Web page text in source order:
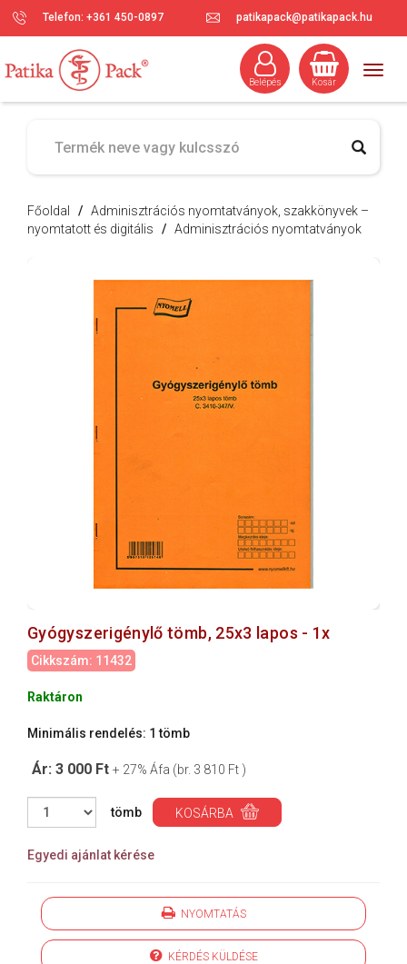
Telefon: +361 450-0897 patikapack@patikapack.hu
Kosár
Belépés
Főoldal / Adminisztrációs nyomtatványok, szakkönyvek –
nyomtatott és digitális / Adminisztrációs nyomtatványok
Gyógyszerigénylő tömb, 25x3 lapos - 1x
Cikkszám: 11432
Raktáron
Minimális rendelés: 1 tömb
Ár: 3 000 Ft + 27% Áfa (br. 3 810 Ft )
tömb KOSÁRBA
Egyedi ajánlat kérése
NYOMTATÁS
KÉRDÉS KÜLDÉSE